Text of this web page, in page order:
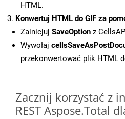
HTML.
Konwertuj HTML do GIF za
Zainicjuj SaveOption z
Wywołaj
przekonwertować plik HTML
Zacznij korzystać z
REST Aspose.Total